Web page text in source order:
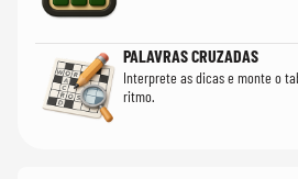
PALAVRAS CRUZADAS
Interprete as dicas e monte o
ritmo.